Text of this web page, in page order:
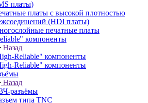
платы)
платы с высокой плотностью
(HDI платы)
печатные платы
компоненты
Назад
Reliable" компоненты
Reliable" компоненты
Назад
разъёмы
типа TNC